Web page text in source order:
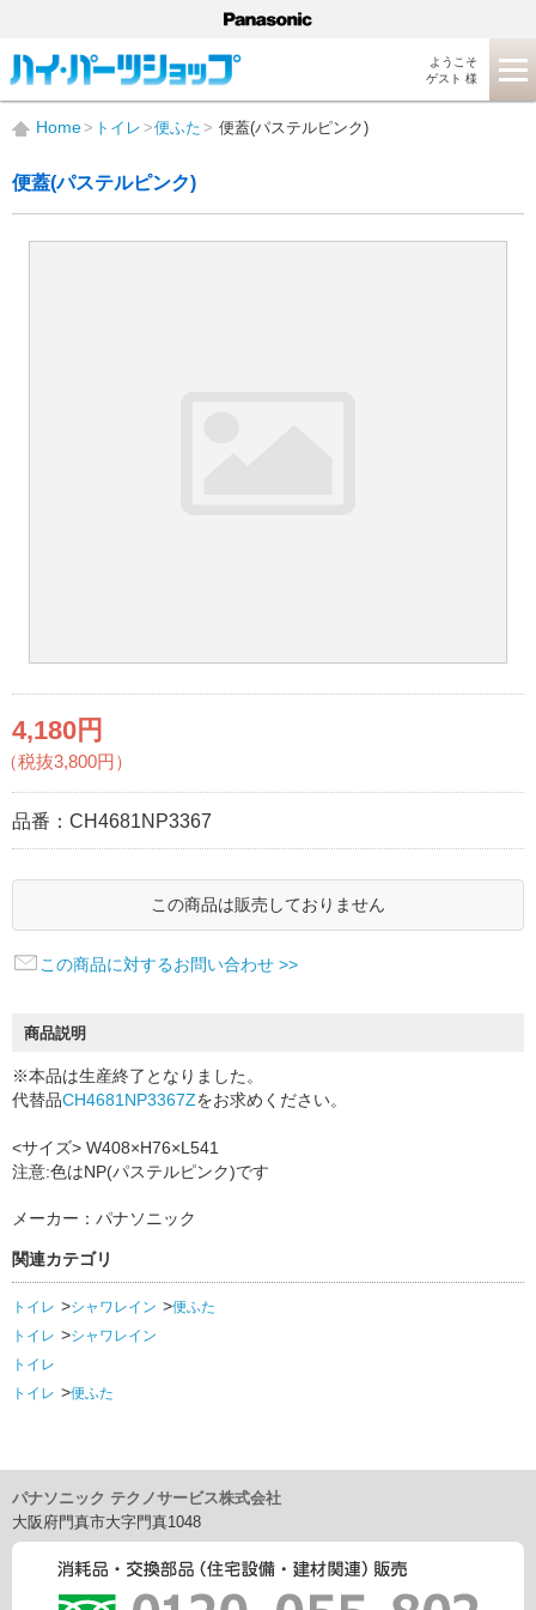
ようこそ
ゲスト 様
Home トイレ 便ふた 便蓋(パステルピンク)
便蓋(パステルピンク)
4,180円
（税抜3,800円）
品番： CH4681NP3367
この商品は販売しておりません
この商品に対するお問い合わせ >>
商品説明
※本品は生産終了となりました。
代替品CH4681NP3367Zをお求めください。
<サイズ> W408×H76×L541
注意:色はNP(パステルピンク)です
メーカー：パナソニック
関連カテゴリ
トイレ シャワレイン
便ふた
トイレ
シャワレイン
トイレ
トイレ
便ふた
パナソニック テクノサービス株式会社
大阪府門真市大字門真1048